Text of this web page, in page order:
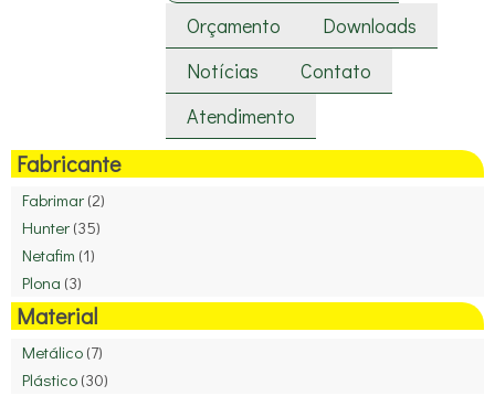
Orçamento
Downloads
Notícias
Contato
Atendimento
Fabricante
Fabrimar (2)
Hunter (35)
Netafim (1)
Plona (3)
Material
Metálico (7)
Plástico (30)